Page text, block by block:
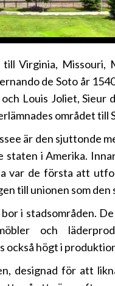
Virginia, Missouri,
de Soto år
Louis Joliet, Sieur
området till
är den sjuttonde
i Amerika.
var de första att
till unionen som den
i stadsområden.
och
högt i
designad för att